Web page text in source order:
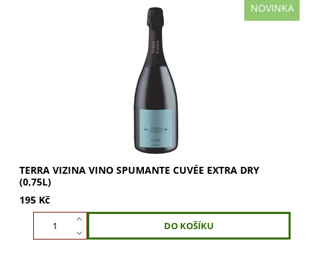
NOVINKA
Terra Vizina Vino Spumante Cuvée Extra Dry. Cuvée
Chardonnay a Glera z Prosecca. Delikátní aroma ovoce a
květin s nádechem jablek. Harmonická chuť...
TERRA VIZINA VINO SPUMANTE CUVÉE EXTRA DRY
(0,75L)
195 Kč